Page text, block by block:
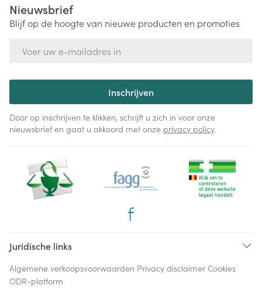
Nieuwsbrief
Blijf op de hoogte van nieuwe producten en promoties
Inschrijven
Door op inschrijven te klikken, schrijft u zich in voor onze
nieuwsbrief en gaat u akkoord met onze privacy policy.
Juridische links
Algemene verkoopsvoorwaarden Privacy disclaimer Cookies
ODR-platform